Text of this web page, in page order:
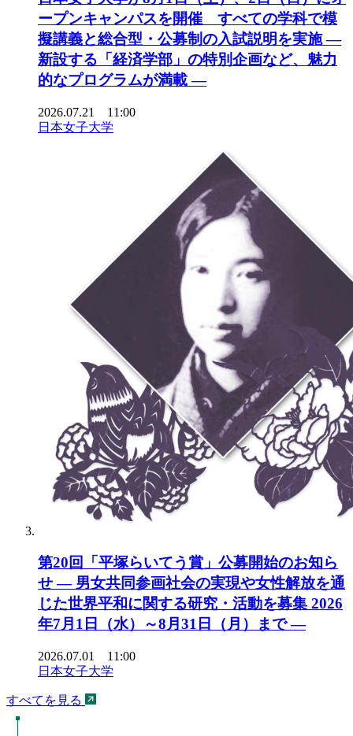
ープンキャンパスを開催 すべての学科で模
擬講義と総合型・公募制の入試説明を実施 ―
新設する「経済学部」の特別企画など、魅力
的なプログラムが満載 ―
2026.07.21 11:00
日本女子大学
第20回「平塚らいてう賞」公募開始のお知ら
せ ― 男女共同参画社会の実現や女性解放を通
じた世界平和に関する研究・活動を募集 2026
年7月1日（水）～8月31日（月）まで ―
2026.07.01 11:00
日本女子大学
すべてを見る